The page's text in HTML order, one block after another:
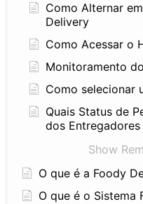
Como Alternar
Delivery
Como Acessar o
Monitoramento
Como selecionar
Quais Status de
dos Entregadores
Show
O que é a Foody
O que é o Sistema